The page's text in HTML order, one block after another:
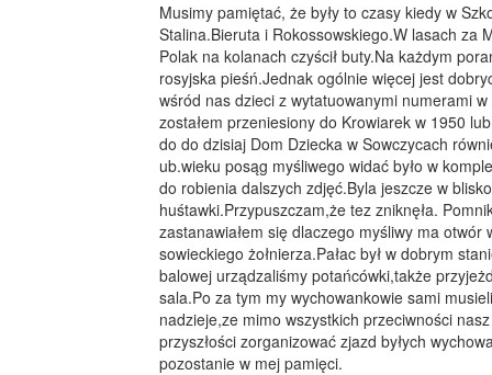
Musimy pamiętać, że były to czasy kiedy w
Stalina.Bieruta i Rokossowskiego.W lasach za
Polak na kolanach czyścił buty.Na każdym
rosyjska pieśń.Jednak ogólnie więcej jest
wśród nas dzieci z wytatuowanymi numerami
zostałem przeniesiony do Krowiarek w 1950
do do dzisiaj Dom Dziecka w Sowczycach
ub.wieku posąg myśliwego widać było w
do robienia dalszych zdjęć.Byla jeszcze w
huśtawki.Przypuszczam,że tez zniknęła.
zastanawiałem się dlaczego myśliwy ma
sowieckiego żołnierza.Pałac był w dobrym
balowej urządzaliśmy potańcówki,także
sala.Po za tym my wychowankowie sami
nadzieje,ze mimo wszystkich przeciwności
przyszłości zorganizować zjazd byłych
pozostanie w mej pamięci.